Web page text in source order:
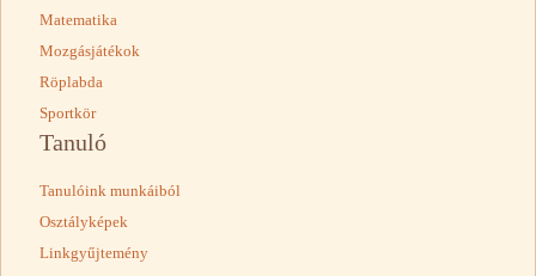
Matematika
Mozgásjátékok
Röplabda
Sportkör
Tanuló
Tanulóink munkáiból
Osztályképek
Linkgyűjtemény